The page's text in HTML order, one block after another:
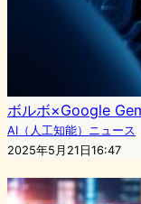
ボルボ×Google
AI（人工知能）ニュース
2025年5月21日16:47